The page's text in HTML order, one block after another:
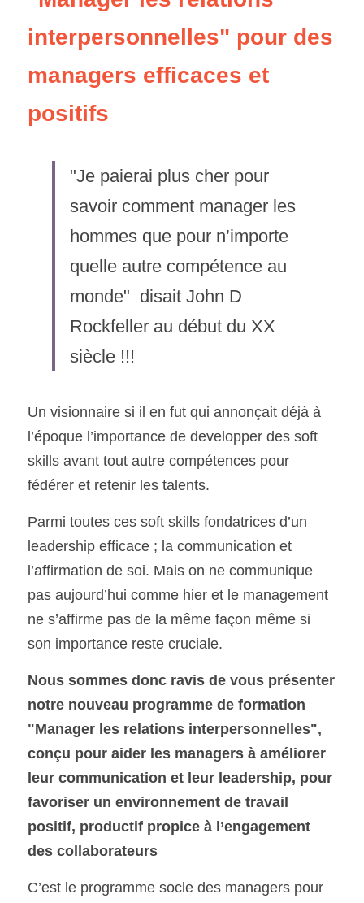
interpersonnelles" pour des
managers efficaces et
positifs
"Je paierai plus cher pour
savoir comment manager les
hommes que pour n’importe
quelle autre compétence au
monde"  disait John D
Rockfeller au début du XX
siècle !!!
Un visionnaire si il en fut qui annonçait déjà à
l’époque l’importance de developper des soft
skills avant tout autre compétences pour
fédérer et retenir les talents.
Parmi toutes ces soft skills fondatrices d’un
leadership efficace ; la communication et
l’affirmation de soi. Mais on ne communique
pas aujourd’hui comme hier et le management
ne s’affirme pas de la même façon même si
son importance reste cruciale.
Nous sommes donc ravis de vous présenter
notre nouveau programme de formation
"Manager les relations interpersonnelles",
conçu pour aider les managers à améliorer
leur communication et leur leadership, pour
favoriser un environnement de travail
positif, productif propice à l’engagement
des collaborateurs
C’est le programme socle des managers pour